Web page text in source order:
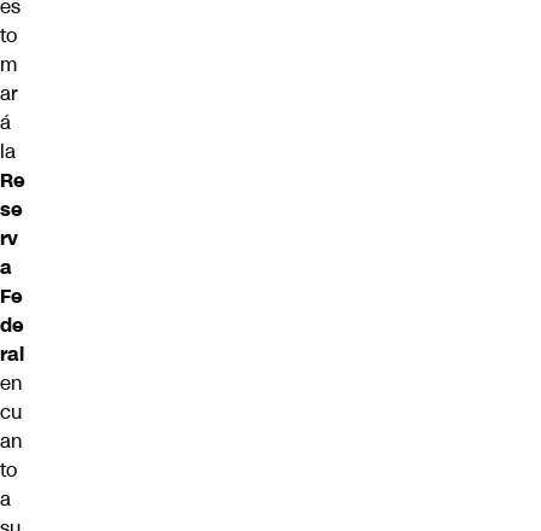
es
to
m
ar
á
la
Re
se
rv
a
Fe
de
ral
en
cu
an
to
a